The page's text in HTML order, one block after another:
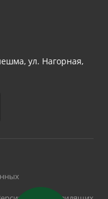
ул. Нагорная,